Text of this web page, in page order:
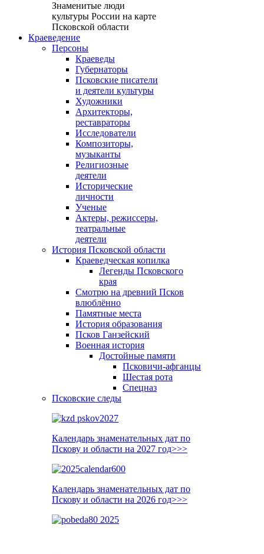
Знаменитые люди
культуры России на карте
Псковской области
Краеведение
Персоны
Краеведы
Губернаторы
Псковские писатели
и деятели культуры
Художники
Архитекторы,
реставраторы
Исследователи
Композиторы,
музыканты
Религиозные
деятели
Исторические
личности
Ученые
Актеры, режиссеры,
театральные
деятели
История Псковской области
Краеведческая копилка
Легенды Псковского
края
Смотрю на древний Псков
влюблённо
Памятные места
История образования
Псков Ганзейский
Военная история
Достойные памяти
Псковичи-афганцы
Шестая рота
Спецназ
Псковские следы
Календарь знаменательных дат по
Пскову и области на 2027 год>>>
Календарь знаменательных дат по
Пскову и области на 2026 год>>>